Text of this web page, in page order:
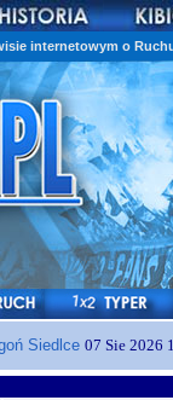
internetowym o
Siedlce 07 Sie 2026